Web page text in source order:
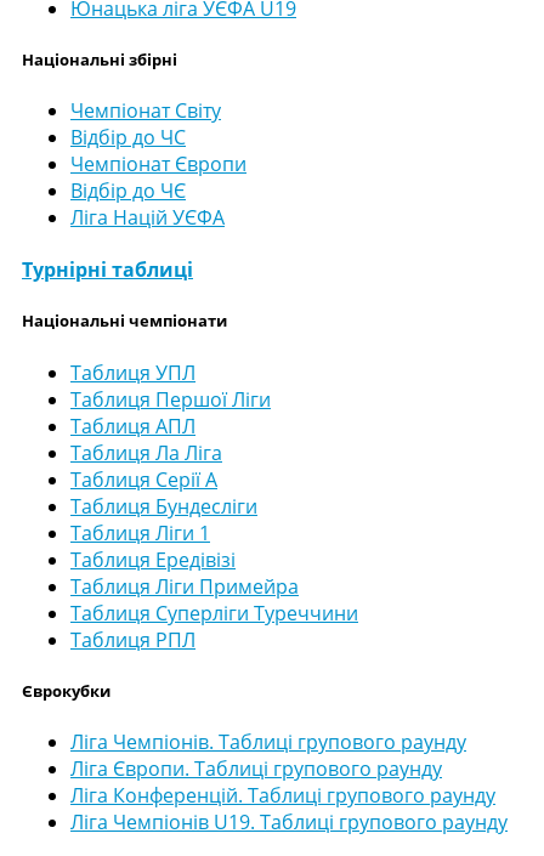
Юнацька ліга УЄФА U19
Національні збірні
Чемпіонат Світу
Відбір до ЧС
Чемпіонат Європи
Відбір до ЧЄ
Ліга Націй УЄФА
Турнірні таблиці
Національні чемпіонати
Таблиця УПЛ
Таблиця Першої Ліги
Таблиця АПЛ
Таблиця Ла Ліга
Таблиця Серії А
Таблиця Бундесліги
Таблиця Ліги 1
Таблиця Ередівізі
Таблиця Ліги Примейра
Таблиця Суперліги Туреччини
Таблиця РПЛ
Єврокубки
Ліга Чемпіонів. Таблиці групового раунду
Ліга Європи. Таблиці групового раунду
Ліга Конференцій. Таблиці групового раунду
Ліга Чемпіонів U19. Таблиці групового раунду